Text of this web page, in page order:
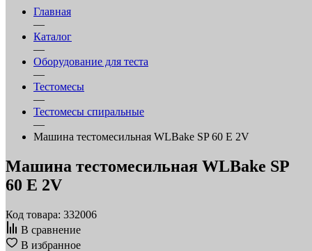
Главная
—
Каталог
—
Оборудование для теста
—
Тестомесы
—
Тестомесы спиральные
—
Машина тестомесильная WLBake SP 60 E 2V
Машина тестомесильная WLBake SP
60 E 2V
Код товара: 332006
В сравнение
В избранное